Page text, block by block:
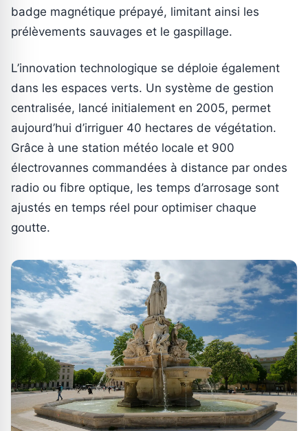
badge magnétique prépayé, limitant ainsi les
prélèvements sauvages et le gaspillage.
L’innovation technologique se déploie également
dans les espaces verts. Un système de gestion
centralisée, lancé initialement en 2005, permet
aujourd’hui d’irriguer 40 hectares de végétation.
Grâce à une station météo locale et 900
électrovannes commandées à distance par ondes
radio ou fibre optique, les temps d’arrosage sont
ajustés en temps réel pour optimiser chaque
goutte.